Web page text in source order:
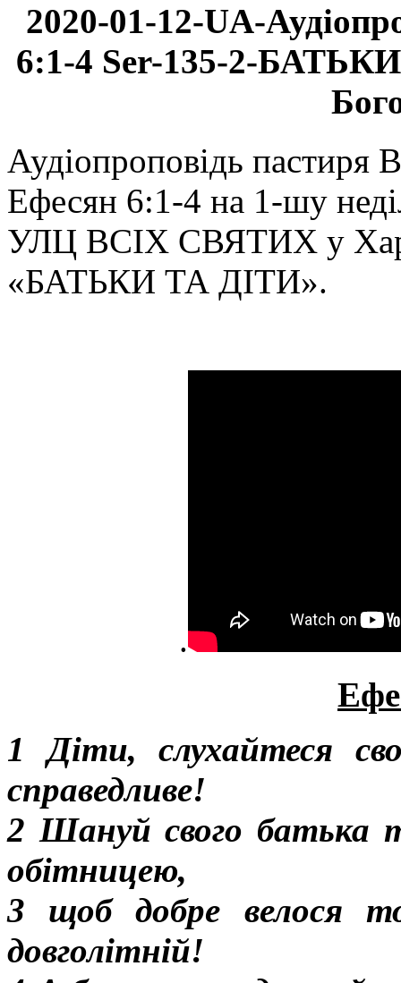
2020-01-12-UA-
6:1-4 Ser-135-2-
Аудіопроповідь пастиря
Ефесян 6:1-4 на 1-шу
УЛЦ ВСІХ СВЯТИХ у
«БАТЬКИ ТА ДІТИ».
.
1 Діти, слухайтеся
справедливе!
2 Шануй свого батька
обітницею,
3 щоб добре велося
довголітній!